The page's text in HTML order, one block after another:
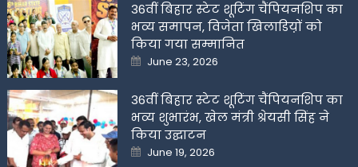
36वीं बिहार स्टेट शूटिंग चैंपियनशिप का
भव्य समापन, विजेता खिलाडिय़ों को
किया गया सम्मानित
Posted
on
June 23, 2026
36वीं बिहार स्टेट शूटिंग चैंपियनशिप का
भव्य शुभारंभ, खेल मंत्री श्रेयसी सिंह ने
किया उद्घाटन
Posted
on
June 19, 2026